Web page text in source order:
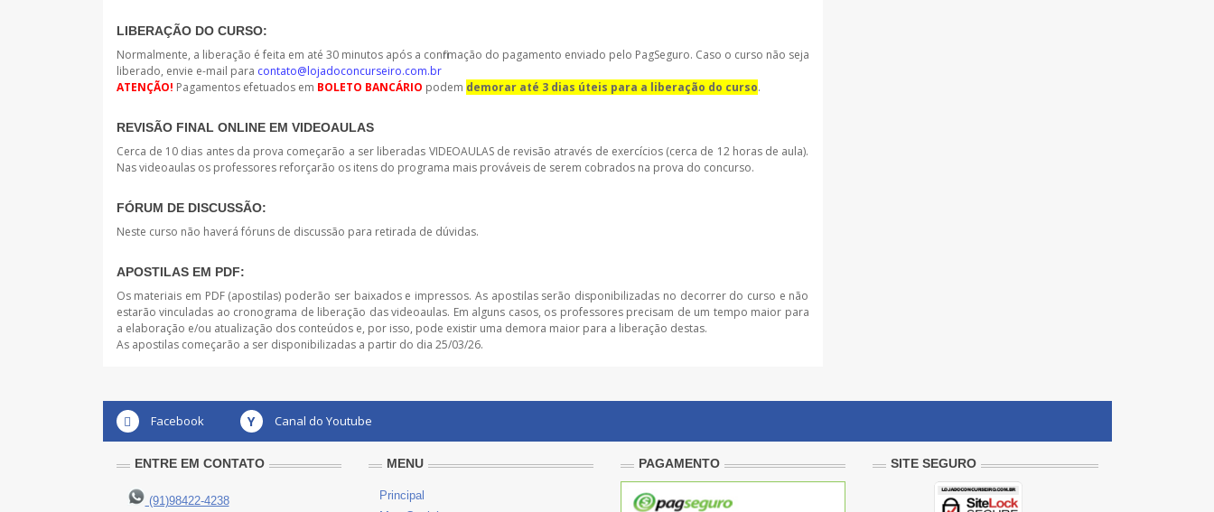
LIBERAÇÃO DO CURSO:
Normalmente, a liberação é feita em até 30 minutos após a confirmação do pagamento enviado pelo PagSeguro. Caso o curso não seja
liberado, envie e-mail para contato@lojadoconcurseiro.com.br
ATENÇÃO! Pagamentos efetuados em BOLETO BANCÁRIO podem demorar até 3 dias úteis para a liberação do curso.
REVISÃO FINAL ONLINE EM VIDEOAULAS
Cerca de 10 dias antes da prova começarão a ser liberadas VIDEOAULAS de revisão através de exercícios (cerca de 12 horas de aula).
Nas videoaulas os professores reforçarão os itens do programa mais prováveis de serem cobrados na prova do concurso.
FÓRUM DE DISCUSSÃO:
Neste curso não haverá fóruns de discussão para retirada de dúvidas.
APOSTILAS EM PDF:
Os materiais em PDF (apostilas) poderão ser baixados e impressos. As apostilas serão disponibilizadas no decorrer do curso e não
estarão vinculadas ao cronograma de liberação das videoaulas. Em alguns casos, os professores precisam de um tempo maior para
a elaboração e/ou atualização dos conteúdos e, por isso, pode existir uma demora maior para a liberação destas.
As apostilas começarão a ser disponibilizadas a partir do dia 25/03/26.
Facebook Y Canal do Youtube
ENTRE EM CONTATO
(91)98422-4238
MENU
Principal
PAGAMENTO SITE SEGURO